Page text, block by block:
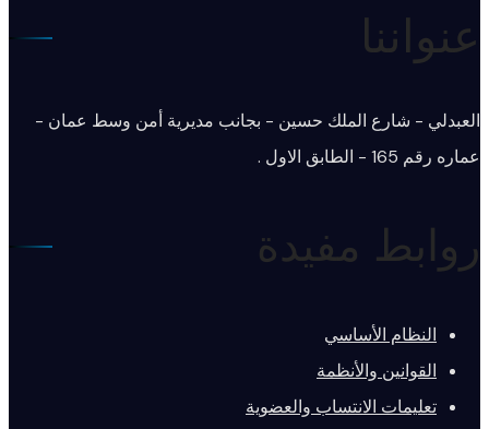
عنواننا
العبدلي - شارع الملك حسين - بجانب مديرية أمن وسط عمان -
عماره رقم 165 - الطابق الاول .
روابط مفيدة
النظام الأساسي
القوانين والأنظمة
تعليمات الانتساب والعضوية